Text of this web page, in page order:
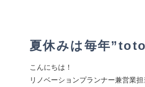
夏休みは毎年
こんにちは！
リノベーションプランナー兼営業担